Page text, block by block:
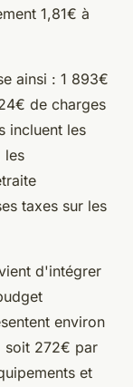
1,81€ à
ainsi : 1 893€
de charges
incluent les
les
taxes sur les
d'intégrer
environ
soit 272€ par
et